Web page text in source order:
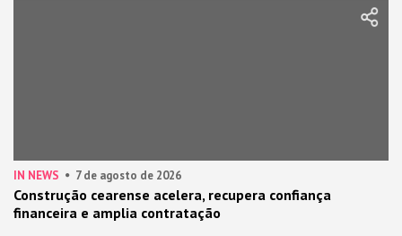
IN NEWS 7 de agosto de 2026
Construção cearense acelera, recupera confiança
financeira e amplia contratação